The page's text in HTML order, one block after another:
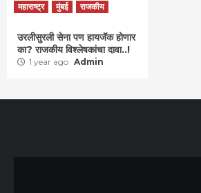
महाराष्ट्र
मुंबई राजकीय
उरलीसुरली सेना पण हायजॅक होणार
का? राजकीय विश्लेषकांचा दावा..!
1 year ago Admin